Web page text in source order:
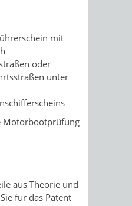
mit
oder
unter
Motorbootprüfung
aus Theorie und
für das Patent